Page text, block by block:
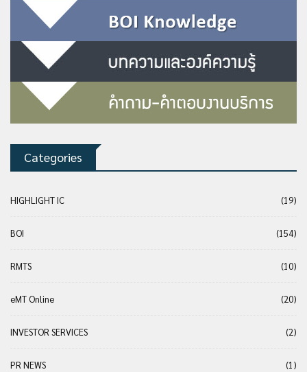
Categories
HIGHLIGHT IC (19)
BOI (154)
RMTS (10)
eMT Online (20)
INVESTOR SERVICES (2)
PR NEWS (1)